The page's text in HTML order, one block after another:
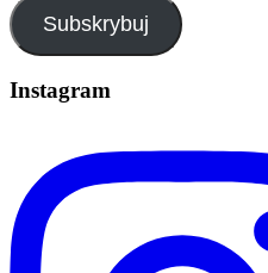
Subskrybuj
Instagram